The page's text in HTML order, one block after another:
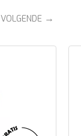
VOLGENDE